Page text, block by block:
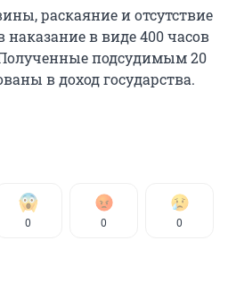
раскаяние и отсутствие
наказание в виде 400 часов
подсудимым 20
в доход государства.
0 0 0